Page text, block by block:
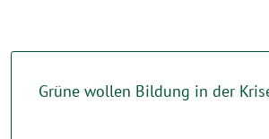
Grüne wollen Bildung in der